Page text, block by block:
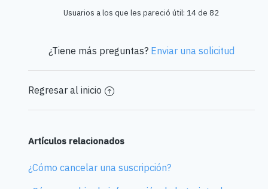
Usuarios a los que les pareció útil: 14 de 82
¿Tiene más preguntas? Enviar una solicitud
Regresar al inicio
Artículos relacionados
¿Cómo cancelar una suscripción?